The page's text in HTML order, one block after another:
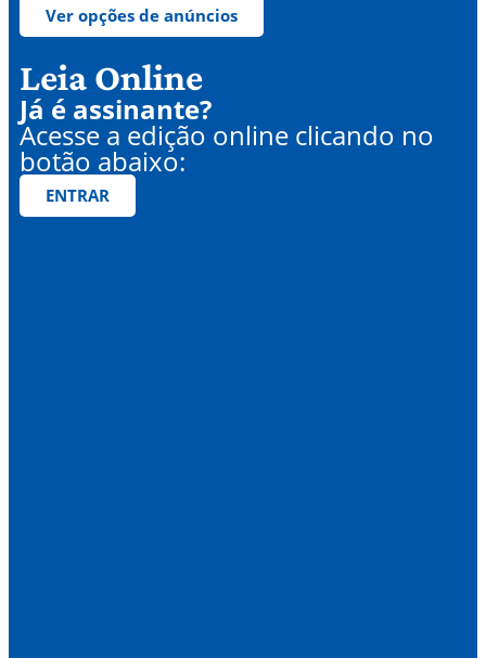
Ver opções de anúncios
Leia Online
Já é assinante?
Acesse a edição online clicando no
botão abaixo:
ENTRAR